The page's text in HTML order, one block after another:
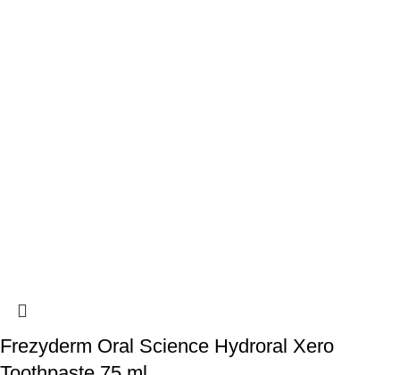
Frezyderm Oral Science Hydroral Xero